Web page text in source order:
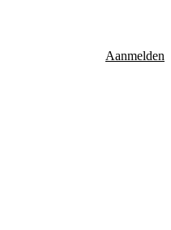
Aanmelden